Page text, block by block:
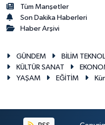
Tüm Manşetler
Son Dakika Haberleri
Haber Arşivi
GÜNDEM BİLİM
KÜLTÜR SANAT
YAŞAM
EĞİTİM